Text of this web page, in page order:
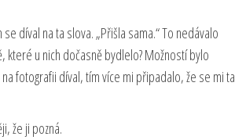
díval na ta slova. „Přišla sama.“ To nedávalo
které u nich dočasně bydlelo? Možností bylo
fotografii díval, tím více mi připadalo, že se mi ta
že ji pozná.